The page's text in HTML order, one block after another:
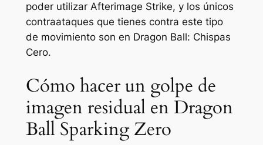
poder utilizar Afterimage Strike, y los únicos
contraataques que tienes contra este tipo
de movimiento son en Dragon Ball: Chispas
Cero.
Cómo hacer un golpe de
imagen residual en Dragon
Ball Sparking Zero